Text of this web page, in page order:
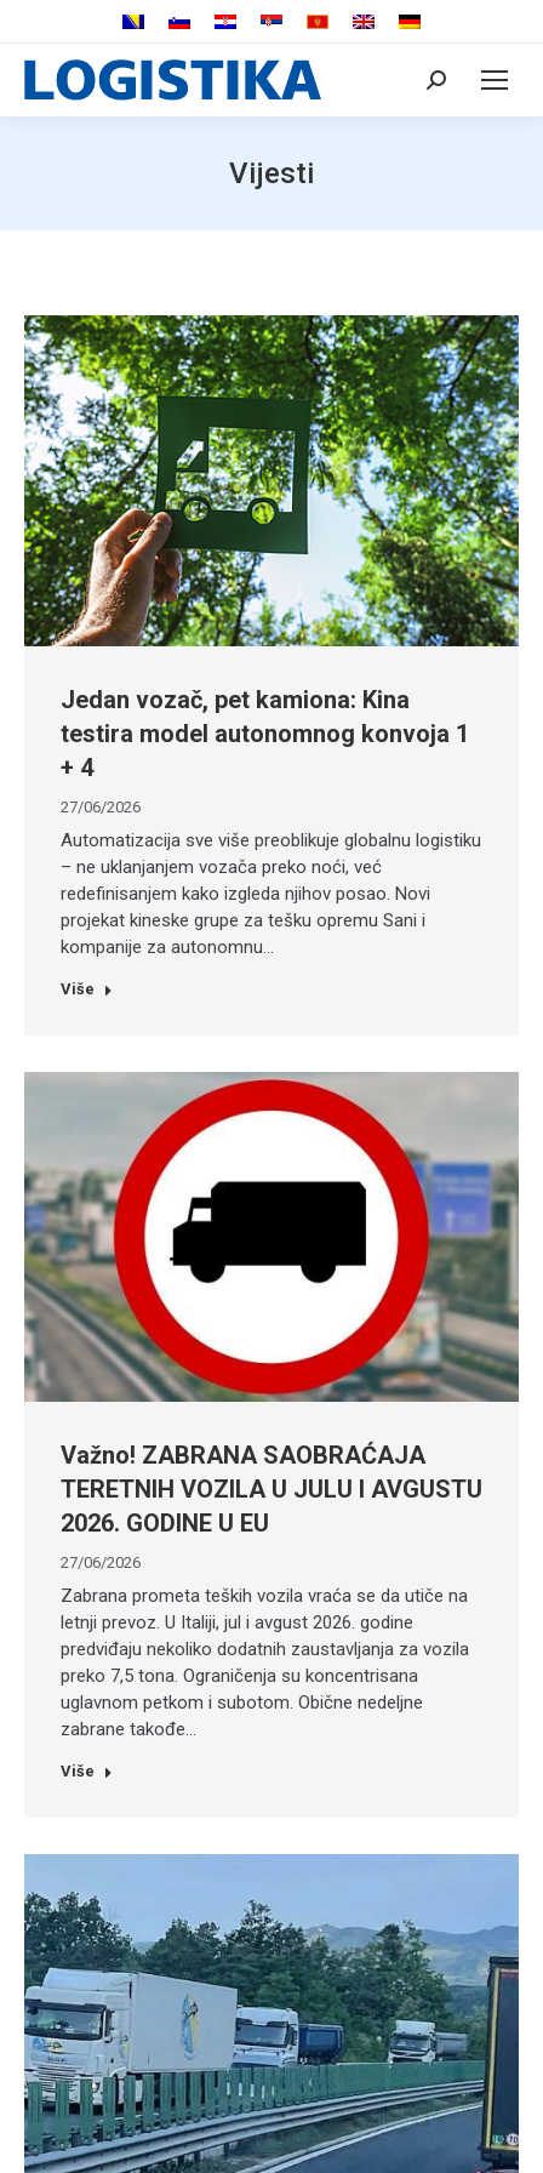
Search:
Vijesti
Jedan vozač, pet kamiona: Kina
testira model autonomnog konvoja 1
+ 4
27/06/2026
Automatizacija sve više preoblikuje globalnu logistiku
– ne uklanjanjem vozača preko noći, već
redefinisanjem kako izgleda njihov posao. Novi
projekat kineske grupe za tešku opremu Sani i
kompanije za autonomnu…
Više
Važno! ZABRANA SAOBRAĆAJA
TERETNIH VOZILA U JULU I AVGUSTU
2026. GODINE U EU
27/06/2026
Zabrana prometa teških vozila vraća se da utiče na
letnji prevoz. U Italiji, jul i avgust 2026. godine
predviđaju nekoliko dodatnih zaustavljanja za vozila
preko 7,5 tona. Ograničenja su koncentrisana
uglavnom petkom i subotom. Obične nedeljne
zabrane takođe…
Više